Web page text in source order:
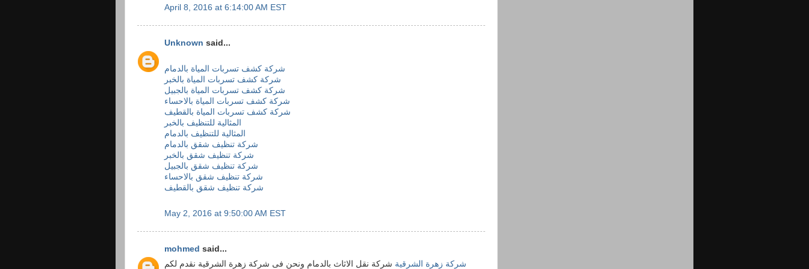
April 8, 2016 at 6:14:00 AM EST
Unknown said...
شركة كشف تسربات المياة بالدمام
شركة كشف تسربات المياة بالخبر
شركة كشف تسربات المياة بالجبيل
شركة كشف تسربات المياة بالاحساء
شركة كشف تسربات المياة بالقطيف
المثالية للتنظيف بالخبر
المثالية للتنظيف بالدمام
شركة تنظيف شقق بالدمام
شركة تنظيف شقق بالخبر
شركة تنظيف شقق بالجبيل
شركة تنظيف شقق بالاحساء
شركة تنظيف شقق بالقطيف
May 2, 2016 at 9:50:00 AM EST
mohmed said...
شركة زهرة الشرقية شركة نقل الاثاث بالدمام ونحن فى شركة زهرة الشرقية نقدم لكم